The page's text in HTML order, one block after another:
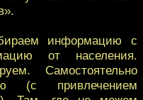
информацию с
от населения.
Самостоятельно
(с привлечением